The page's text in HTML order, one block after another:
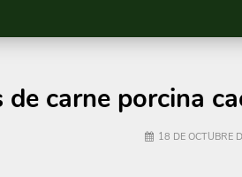
de carne porcina
18 DE OCTUBRE